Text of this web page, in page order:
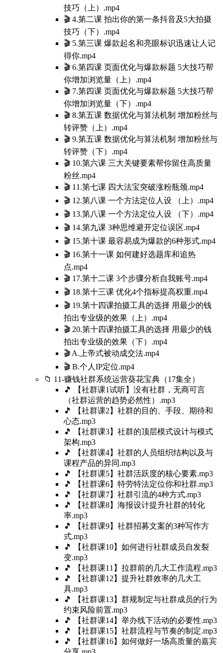
技巧（上）.mp4
🎬 4.第二课 拍出你的第一条抖音及5大拍摄
技巧（下）.mp4
🎬 5.第三课 爆款起名和亮眼标识迅速让人记
得你.mp4
🎬 6.第四课 页面优化与爆款标题 5大技巧帮
你增加浏览量（上）.mp4
🎬 7.第四课 页面优化与爆款标题 5大技巧帮
你增加浏览量（下）.mp4
🎬 8.第五课 数据优化与算法机制 增加粉丝与
转评赞（上）.mp4
🎬 9.第五课 数据优化与算法机制 增加粉丝与
转评赞（下）.mp4
🎬 10.第六课 三大关键要素帮你留住高质量
粉丝.mp4
🎬 11.第七课 四大法宝突破涨粉瓶颈.mp4
🎬 12.第八课 一个方法定位人设 （上）.mp4
🎬 13.第八课 一个方法定位人设 （下）.mp4
🎬 14.第九课 3种思维避开定位误区.mp4
🎬 15.第十课 最容易成为爆款的6种形式.mp4
🎬 16.第十一课 如何建好选题库和追热
点.mp4
🎬 17.第十二课 3个步骤分析自我账号.mp4
🎬 18.第十三课 优化4个指标提高权重.mp4
🎬 19.第十四课拍摄工具的选择 用最少的钱
拍出专业级的效果（上）.mp4
🎬 20.第十四课拍摄工具的选择 用最少的钱
拍出专业级的效果（下）.mp4
🎬 A.上帝式被动成交法.mp4
🎬 B.个人IP定位.mp4
📁 11-赚钱社群系统运营葵花宝典（17集全）
🎵 【社群课1试听】没有社群，无商可言
（社群运营的趋势必然性）.mp3
🎵 【社群课2】社群的目的、手段、期待和
心态.mp3
🎵 【社群课3】社群的顶层模式设计与模式
架构.mp3
🎵 【社群课4】社群的人员组织结构以及与
课程产品的异同.mp3
🎵 【社群课5】社群活跃度的核心要素.mp3
🎵 【社群课6】特劳特法定位你和社群.mp3
🎵 【社群课7】社群引流的4种方式.mp3
🎵 【社群课8】海报设计提升社群的转化
率.mp3
🎵 【社群课9】社群招募文案的3种写作方
式.mp3
🎵 【社群课10】如何进行社群成员自发裂
变.mp3
🎵 【社群课11】拉群前的几大工作流程.mp3
🎵 【社群课12】提升社群效率的几大工
具.mp3
🎵 【社群课13】群规制定与社群成员的行为
约束风险前置.mp3
🎵 【社群课14】举办线下活动的必要性.mp3
🎵 【社群课15】社群流程与节奏的制定.mp3
🎵 【社群课16】如何做好一场高质量的嘉宾